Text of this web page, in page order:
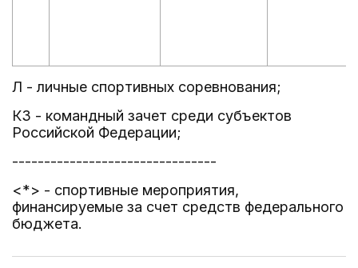
Л - личные спортивных соревнования;
КЗ - командный зачет среди субъектов
Российской Федерации;
--------------------------------
<*> - спортивные мероприятия,
финансируемые за счет средств федерального
бюджета.